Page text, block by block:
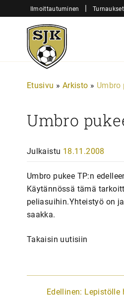
sisältöön
Ilmoittautuminen | Turnaukset
Sjk-
Juniorit
Etusivu » Arkisto » Umbro
Umbro
Julkaistu 18.11.2008
Umbro pukee TP:n
Käytännössä tämä
peliasuihin.Yhteistyö on
saakka.
Takaisin uutisiin
A
Edellinen: Lepistölle